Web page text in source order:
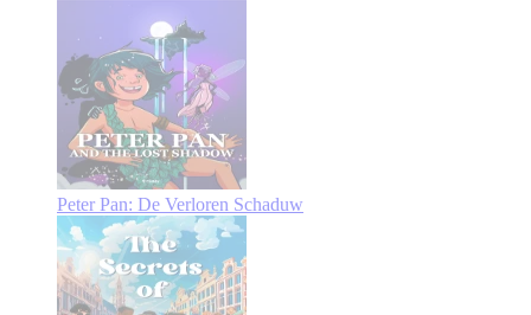
Peter Pan: De Verloren Schaduw